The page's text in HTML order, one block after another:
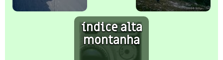
índice alta
montanha